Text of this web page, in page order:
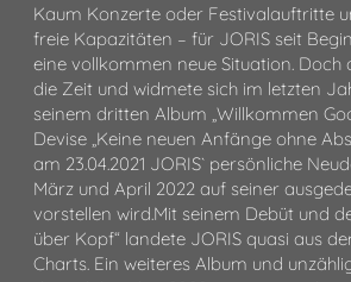
Kaum Konzerte oder Festivalauftritte
freie Kapazitäten – für JORIS seit
eine vollkommen neue Situation. Doch
die Zeit und widmete sich im letzten
seinem dritten Album „Willkommen
Devise „Keine neuen Anfänge ohne
am 23.04.2021 JORIS` persönliche
März und April 2022 auf seiner
vorstellen wird.Mit seinem Debüt und
über Kopf“ landete JORIS quasi aus
Charts. Ein weiteres Album und